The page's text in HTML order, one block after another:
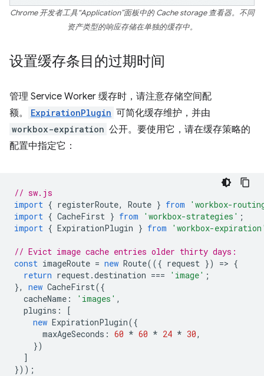
Chrome 开发者工具“Application”面板中的 Cache storage 查看器。不同
资产类型的响应存储在单独的缓存中。
设置缓存条目的过期时间
管理 Service Worker 缓存时，请注意存储空间配
额。
ExpirationPlugin 可简化缓存维护，并由
workbox-expiration 公开。要使用它，请在缓存策略的
配置中指定它：
// sw.js
import { registerRoute, Route } from
'workbox-
import { CacheFirst } from 'workbox-strategies' ;
import { ExpirationPlugin } from 'workbox-
// Evict image cache entries older thirty days:
const imageRoute = new Route(({ request }) => {
return request.destination === 'image' ;
},
new CacheFirst({
cacheName : 'images' ,
plugins :
[
new ExpirationPlugin({
maxAgeSeconds : 60 * 60 * 24 * 30,
})
]
}));